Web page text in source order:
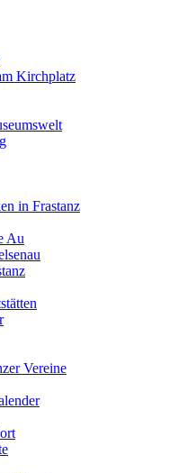
Kirchplatz
in Frastanz
Au
Vereine